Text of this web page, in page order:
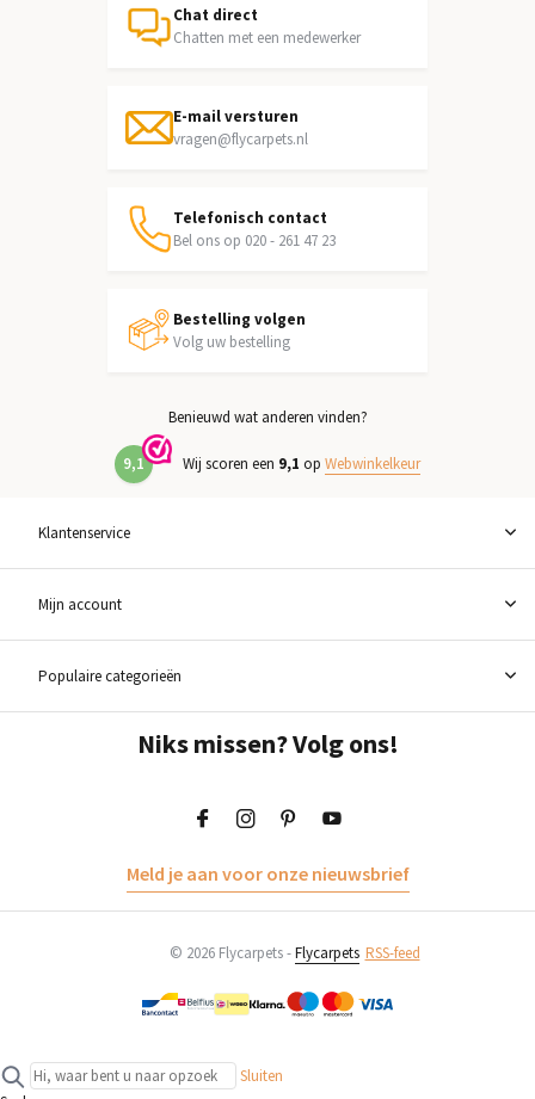
Chat direct
Chatten met een medewerker
E-mail versturen
vragen@flycarpets.nl
Telefonisch contact
Bel ons op 020 - 261 47 23
Bestelling volgen
Volg uw bestelling
Benieuwd wat anderen vinden?
9,1 Wij scoren een 9,1 op Webwinkelkeur
Klantenservice
Mijn account
Populaire categorieën
Niks missen? Volg ons!
Meld je aan voor onze nieuwsbrief
© 2026 Flycarpets -Flycarpets RSS-feed
Sluiten